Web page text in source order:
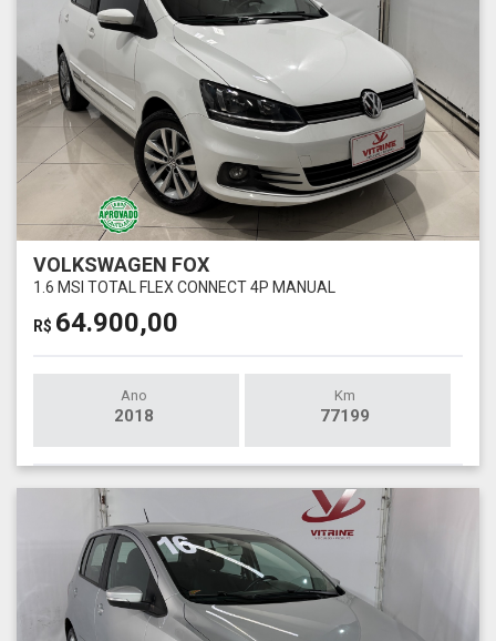
VOLKSWAGEN FOX
1.6 MSI TOTAL FLEX CONNECT 4P MANUAL
R$ 64.900,00
Ano
2018
Km
77199